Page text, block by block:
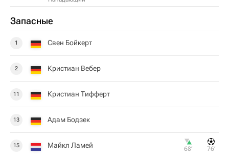
Запасные
1 Свен Бойкерт
2 Кристиан Вебер
11 Кристиан Тифферт
13 Адам Бодзек
15 Майкл Ламей 68‎’‎ 76‎’‎